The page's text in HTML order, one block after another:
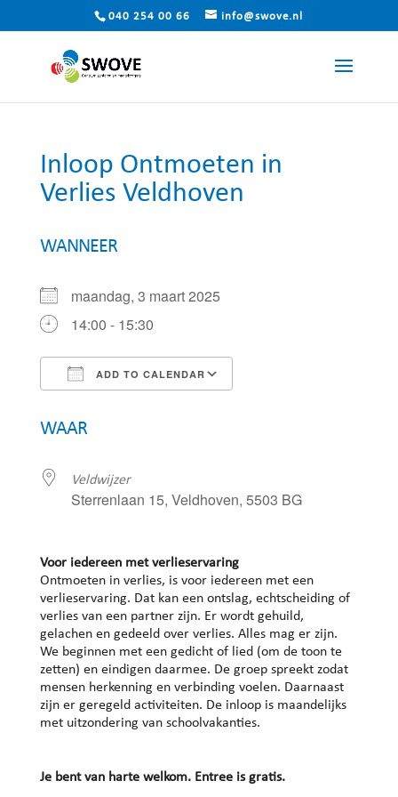
040 254 00 66 info@swove.nl
Inloop Ontmoeten in
Verlies Veldhoven
WANNEER
maandag, 3 maart 2025
14:00 - 15:30
ADD TO CALENDAR
WAAR
Veldwijzer
Sterrenlaan 15, Veldhoven, 5503 BG
Voor iedereen met verlieservaring
Ontmoeten in verlies, is voor iedereen met een
verlieservaring. Dat kan een ontslag, echtscheiding of
verlies van een partner zijn. Er wordt gehuild,
gelachen en gedeeld over verlies. Alles mag er zijn.
We beginnen met een gedicht of lied (om de toon te
zetten) en eindigen daarmee. De groep spreekt zodat
mensen herkenning en verbinding voelen. Daarnaast
zijn er geregeld activiteiten. De inloop is maandelijks
met uitzondering van schoolvakanties.
Je bent van harte welkom. Entree is gratis.